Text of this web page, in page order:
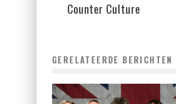
Counter Culture
GERELATEERDE BERICHTEN